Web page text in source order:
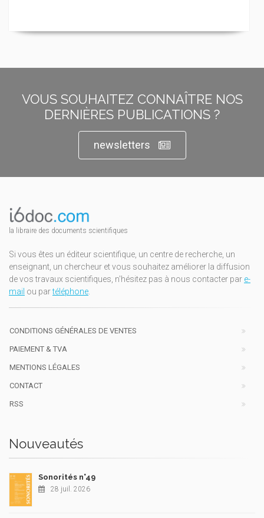
VOUS SOUHAITEZ CONNAÎTRE NOS
DERNIÈRES PUBLICATIONS ?
newsletters
la libraire des documents scientifiques
Si vous êtes un éditeur scientifique, un centre de recherche, un
enseignant, un chercheur et vous souhaitez améliorer la diffusion
de vos travaux scientifiques, n'hésitez pas à nous contacter par e-
mail ou partéléphone.
CONDITIONS GÉNÉRALES DE VENTES
PAIEMENT & TVA
MENTIONS LÉGALES
CONTACT
RSS
Nouveautés
Sonorités n°49
28 juil. 2026